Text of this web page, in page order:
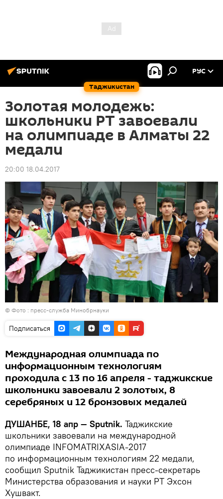
Таджикистан
РУС
Золотая молодежь:
школьники РТ завоевали
на олимпиаде в Алматы 22
медали
20:00 18.04.2017
© Фото : пресс-служба Минобрнауки
Подписаться
Международная олимпиада по
информационным технологиям
проходила с 13 по 16 апреля - таджикские
школьники завоевали 2 золотых, 8
серебряных и 12 бронзовых медалей
ДУШАНБЕ, 18 апр — Sputnik. Таджикские
школьники завоевали на международной
олимпиаде INFOMATRIXASIA-2017
по информационным технологиям 22 медали,
сообщил Sputnik Таджикистан пресс-секретарь
Министерства образования и науки РТ Эхсон
Хушвакт.